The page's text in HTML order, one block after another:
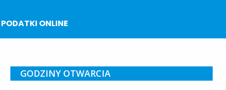
PODATKI ONLINE
GODZINY OTWARCIA